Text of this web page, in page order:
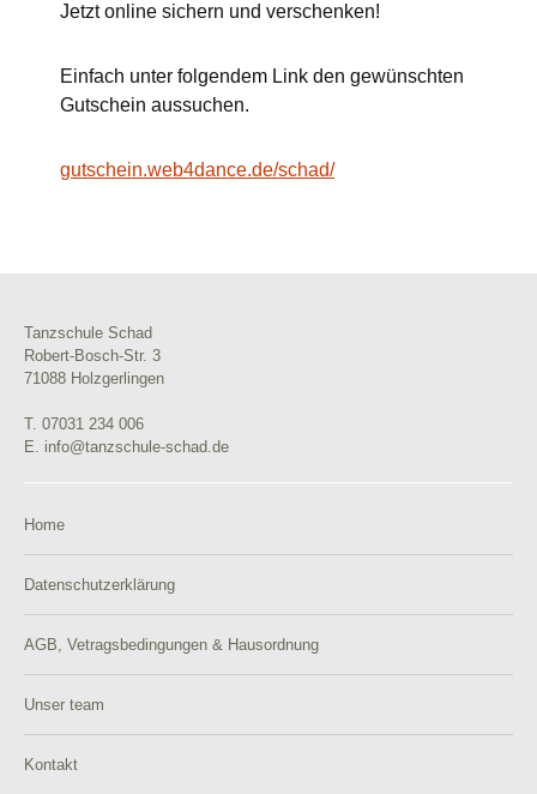
Jetzt online sichern und verschenken!
Einfach unter folgendem Link den gewünschten
Gutschein aussuchen.
gutschein.web4dance.de/schad/
Tanzschule Schad
Robert-Bosch-Str. 3
71088 Holzgerlingen
T. 07031 234 006
E. info@tanzschule-schad.de
Home
Datenschutzerklärung
AGB, Vetragsbedingungen & Hausordnung
Unser team
Kontakt